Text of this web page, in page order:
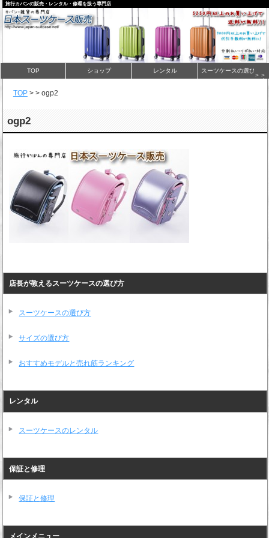
旅行カバンの販売・レンタル・修理を扱う専門店
TOP ショップ レンタル スーツケースの選び方
＞＞
TOP > >ogp2
ogp2
店長が教えるスーツケースの選び方
スーツケースの選び方
サイズの選び方
おすすめモデルと売れ筋ランキング
レンタル
スーツケースのレンタル
保証と修理
保証と修理
メインメニュー